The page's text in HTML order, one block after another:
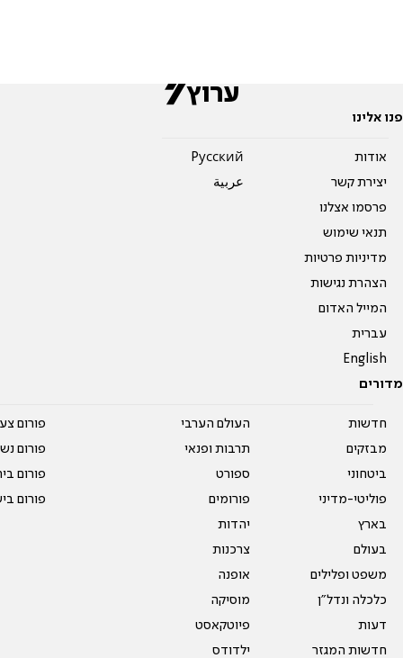
פנו אלינו
אודות
יצירת קשר
פרסמו אצלנו
תנאי שימוש
מדיניות פרטיות
הצהרת נגישות
המייל האדום
עברית
English
Pусский
عربية
מדורים
חדשות
מבזקים
ביטחוני
פוליטי-מדיני
בארץ
בעולם
משפט ופלילים
כלכלה ונדל"ן
דעות
חדשות המגזר
העולם הערבי
תרבות ופנאי
ספורט
פורומים
יהדות
צרכנות
אופנה
מוסיקה
פיוטקאסט
ילדודס
פורום
פורום
פורום
פורום